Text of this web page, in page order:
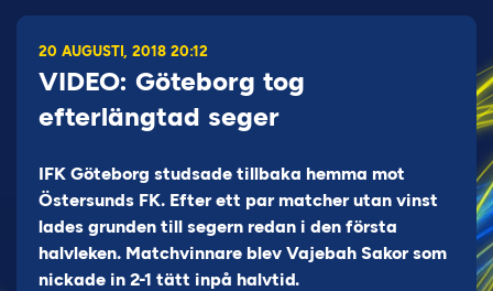
20 AUGUSTI, 2018 20:12
VIDEO: Göteborg tog
efterlängtad seger
IFK Göteborg studsade tillbaka hemma mot
Östersunds FK. Efter ett par matcher utan vinst
lades grunden till segern redan i den första
halvleken. Matchvinnare blev Vajebah Sakor som
nickade in 2-1 tätt inpå halvtid.